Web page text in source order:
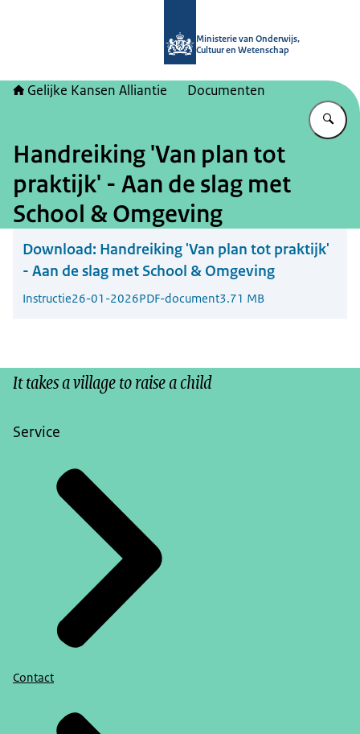
Ministerie van Onderwijs,
Cultuur en Wetenschap
Gelijke Kansen Alliantie Documenten
Handreiking 'Van plan tot
praktijk' - Aan de slag met
School & Omgeving
Download: Handreiking 'Van plan tot praktijk'
- Aan de slag met School & Omgeving
Instructie26-01-2026PDF-document3.71 MB
It takes a village to raise a child
Service
Contact